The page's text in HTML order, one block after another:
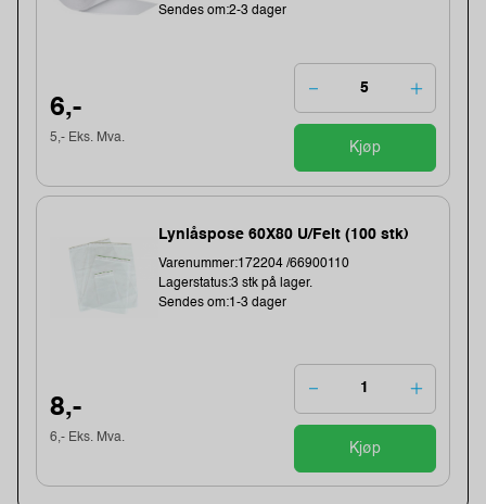
Sendes om:2-3 dager
6,-
5,- Eks. Mva.
Kjøp
Lynlåspose 60X80 U/Felt (100 stk)
Varenummer:172204 /66900110
Lagerstatus:3 stk på lager.
Sendes om:1-3 dager
8,-
6,- Eks. Mva.
Kjøp